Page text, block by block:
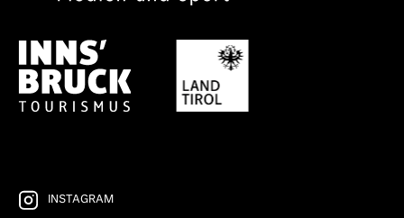
INSTAGRAM